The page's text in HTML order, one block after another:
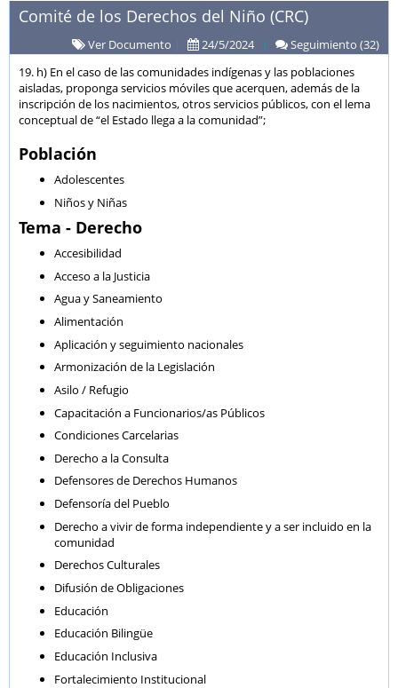
Comité de los Derechos del Niño (CRC)
Ver Documento | 24/5/2024|
Seguimiento (32)
19. h) En el caso de las comunidades indígenas y las poblaciones
aisladas, proponga servicios móviles que acerquen, además de la
inscripción de los nacimientos, otros servicios públicos, con el lema
conceptual de “el Estado llega a la comunidad”;
Población
Adolescentes
Niños y Niñas
Tema - Derecho
Accesibilidad
Acceso a la Justicia
Agua y Saneamiento
Alimentación
Aplicación y seguimiento nacionales
Armonización de la Legislación
Asilo / Refugio
Capacitación a Funcionarios/as Públicos
Condiciones Carcelarias
Derecho a la Consulta
Defensores de Derechos Humanos
Defensoría del Pueblo
Derecho a vivir de forma independiente y a ser incluido en la
comunidad
Derechos Culturales
Difusión de Obligaciones
Educación
Educación Bilingüe
Educación Inclusiva
Fortalecimiento Institucional